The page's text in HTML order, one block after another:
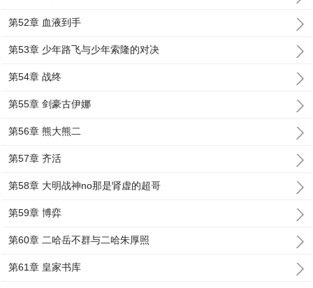
第52章 血液到手
第53章 少年路飞与少年索隆的对决
第54章 战终
第55章 剑豪古伊娜
第56章 熊大熊二
第57章 齐活
第58章 大明战神no那是肾虚的超哥
第59章 博弈
第60章 二哈岳不群与二哈朱厚照
第61章 皇家书库